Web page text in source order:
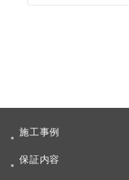
施工事例
保証内容